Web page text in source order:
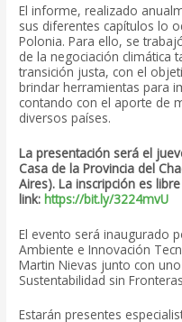
El informe, realizado
sus diferentes capítulos lo
Polonia. Para ello, se
de la negociación climática
transición justa, con el
brindar herramientas para
contando con el aporte de
diversos países.
La presentación será el
Casa de la Provincia del
Aires). La inscripción es
link:https://bit.ly/3224mvU
El evento será inaugurado
Ambiente e Innovación
Martin Nievas junto con
Sustentabilidad sin
Estarán presentes